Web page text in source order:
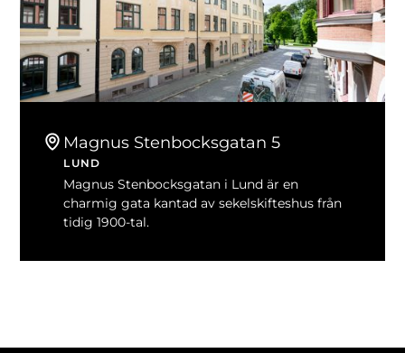
Magnus Stenbocksgatan 5
LUND
Magnus Stenbocksgatan i Lund är en
charmig gata kantad av sekelskifteshus från
tidig 1900-tal.